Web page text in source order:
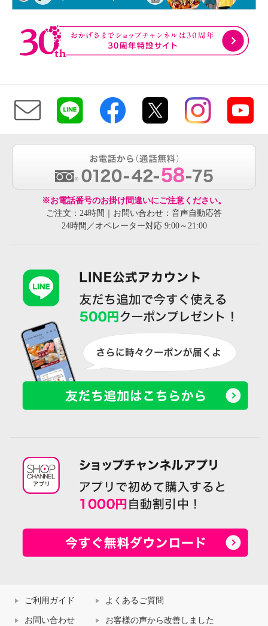
※お電話番号のお掛け間違いにご注意ください。
ご注文：24時間｜お問い合わせ：音声自動応答
24時間／オペレーター対応 9:00～21:00
ご利用ガイド よくあるご質問
お問い合わせ お客様の声から改善しました